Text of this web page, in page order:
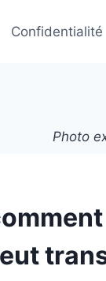
Confidentialité
Photo